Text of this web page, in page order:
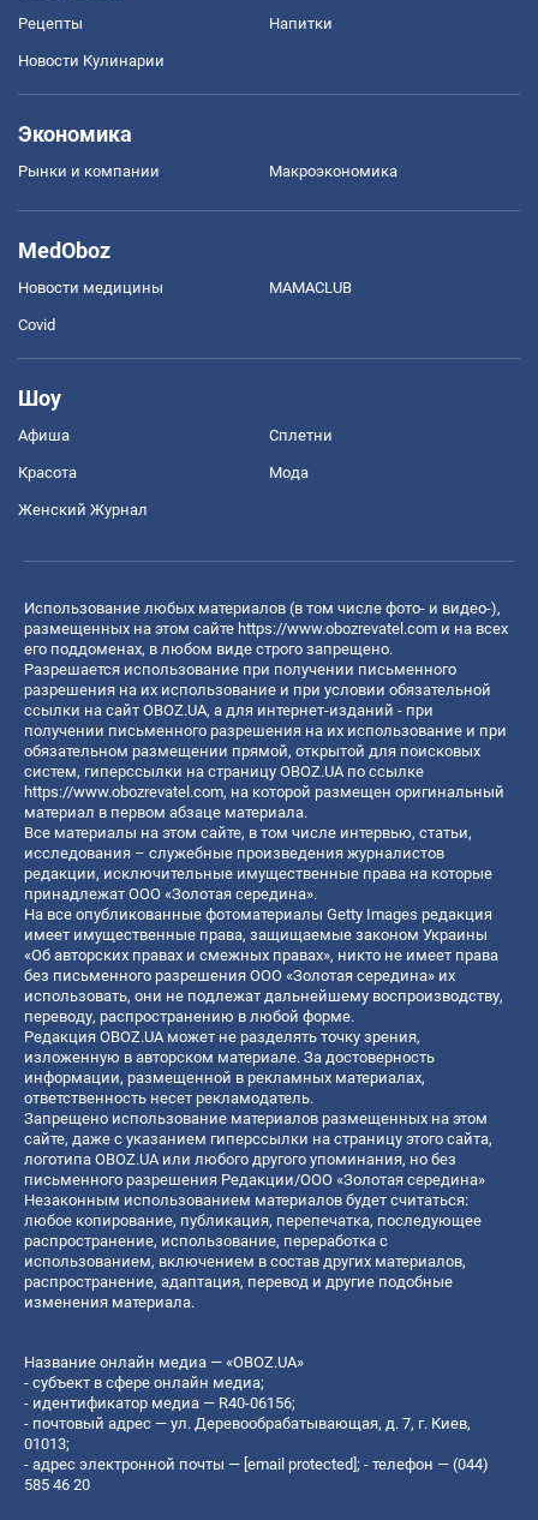
Рецепты Напитки
Новости Кулинарии
Экономика
Рынки и компании Mакроэкономика
MedOboz
Новости медицины MAMACLUB
Covid
Шоу
Афиша Сплетни
Красота Мода
Женский Журнал
Использование любых материалов (в том числе фото- и видео-),
размещенных на этом сайте https://www.obozrevatel.com и на всех
его поддоменах, в любом виде строго запрещено.
Разрешается использование при получении письменного
разрешения на их использование и при условии обязательной
ссылки на сайт OBOZ.UA, а для интернет-изданий - при
получении письменного разрешения на их использование и при
обязательном размещении прямой, открытой для поисковых
систем, гиперссылки на страницу OBOZ.UA по ссылке
https://www.obozrevatel.com, на которой размещен оригинальный
материал в первом абзаце материала.
Все материалы на этом сайте, в том числе интервью, статьи,
исследования – служебные произведения журналистов
редакции, исключительные имущественные права на которые
принадлежат ООО «Золотая середина».
На все опубликованные фотоматериалы Getty Images редакция
имеет имущественные права, защищаемые законом Украины
«Об авторских правах и смежных правах», никто не имеет права
без письменного разрешения ООО «Золотая середина» их
использовать, они не подлежат дальнейшему воспроизводству,
переводу, распространению в любой форме.
Редакция OBOZ.UA может не разделять точку зрения,
изложенную в авторском материале. За достоверность
информации, размещенной в рекламных материалах,
ответственность несет рекламодатель.
Запрещено использование материалов размещенных на этом
сайте, даже с указанием гиперссылки на страницу этого сайта,
логотипа OBOZ.UA или любого другого упоминания, но без
письменного разрешения Редакции/ООО «Золотая середина»
Незаконным использованием материалов будет считаться:
любое копирование, публикация, перепечатка, последующее
распространение, использование, переработка с
использованием, включением в состав других материалов,
распространение, адаптация, перевод и другие подобные
изменения материала.
Название онлайн медиа — «OBOZ.UA»
- субъект в сфере онлайн медиа;
- идентификатор медиа — R40-06156;
- почтовый адрес — ул. Деревообрабатывающая, д. 7, г. Киев,
01013;
- адрес электронной почты — [email protected]; - телефон — (044)
585 46 20